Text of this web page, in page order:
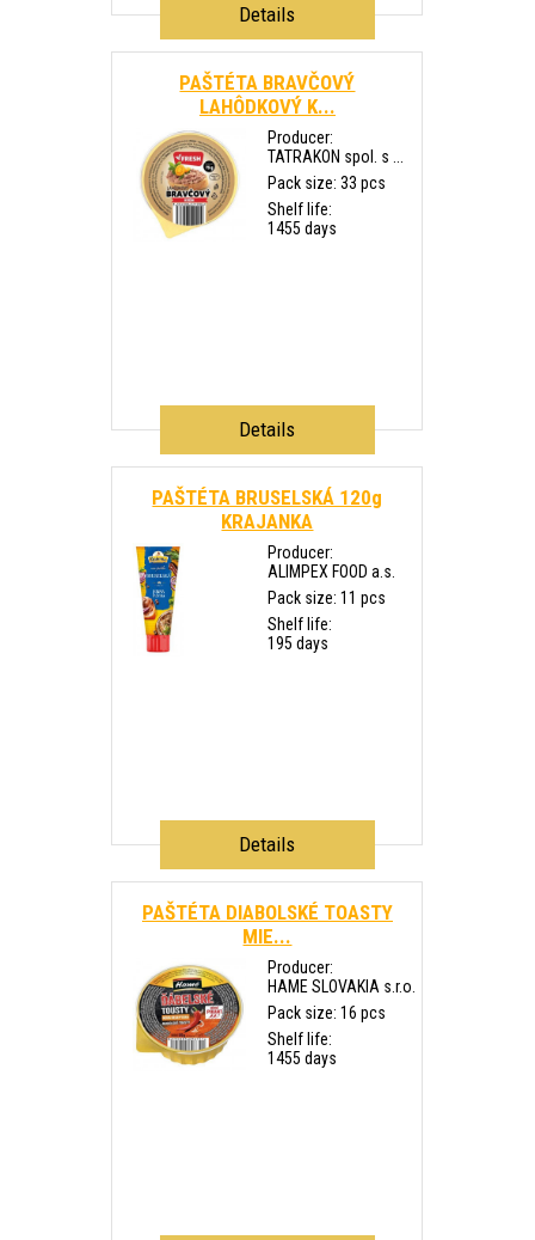
Details
PAŠTÉTA BRAVČOVÝ
LAHÔDKOVÝ K...
Producer:
TATRAKON spol. s ...
Pack size: 33 pcs
Shelf life:
1455 days
Details
PAŠTÉTA BRUSELSKÁ 120g
KRAJANKA
Producer:
ALIMPEX FOOD a.s.
Pack size: 11 pcs
Shelf life:
195 days
Details
PAŠTÉTA DIABOLSKÉ TOASTY
MIE...
Producer:
HAME SLOVAKIA s.r.o.
Pack size: 16 pcs
Shelf life:
1455 days